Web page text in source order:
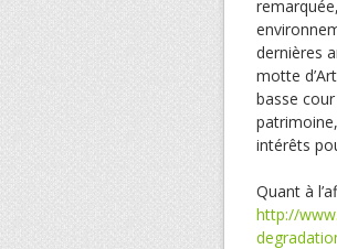
dernières
motte
basse
intérêts
Quant à
http://